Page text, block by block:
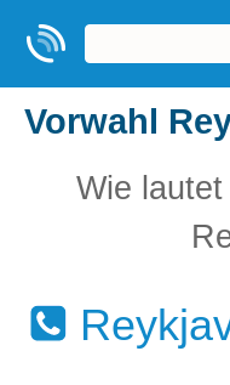
Vorwahl
Wie